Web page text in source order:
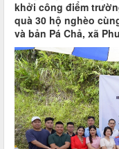
khởi công điểm
quà 30 hộ nghèo
và bản Pá Chả, xã